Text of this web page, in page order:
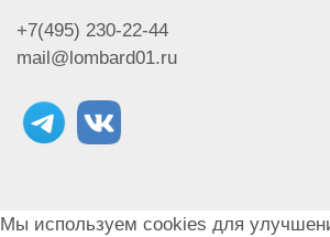
+7(495) 230-22-44
mail@lombard01.ru
Мы используем cookies для